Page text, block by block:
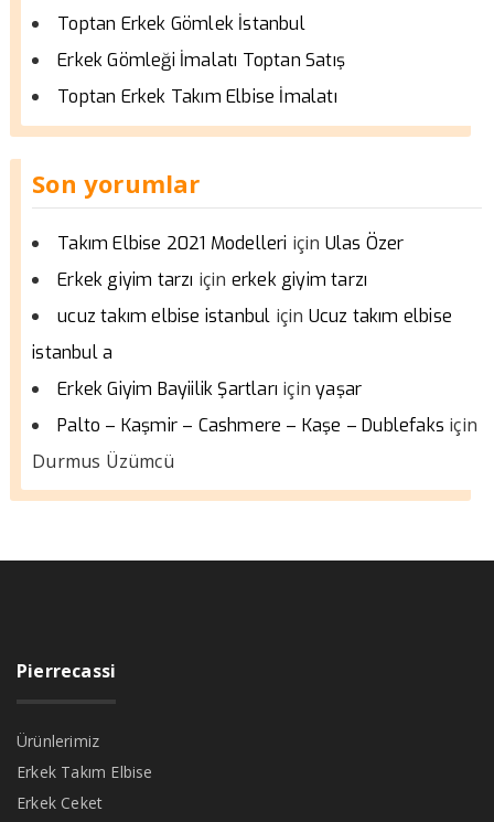
Toptan Erkek Gömlek İstanbul
Erkek Gömleği İmalatı Toptan Satış
Toptan Erkek Takım Elbise İmalatı
Son yorumlar
Takım Elbise 2021 Modelleri için Ulas Özer
Erkek giyim tarzı için erkek giyim tarzı
ucuz takım elbise istanbul için Ucuz takım elbise
istanbul a
Erkek Giyim Bayiilik Şartları içinyaşar
Palto – Kaşmir – Cashmere – Kaşe – Dublefaks için
Durmus Üzümcü
Pierrecassi
Ürünlerimiz
Erkek Takım Elbise
Erkek Ceket